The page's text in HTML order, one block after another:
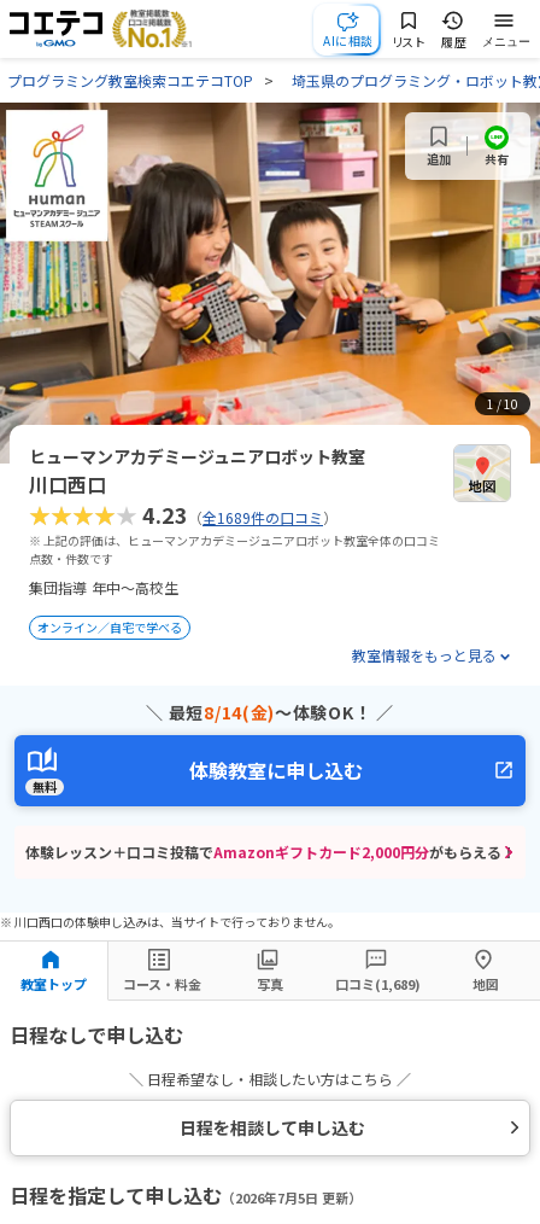
AIに相談 リスト 履歴 メニュー
プログラミング教室検索コエテコTOP 埼玉県のプログラミング・ロボット
1/ 10
追加 共有
ヒューマンアカデミージュニアロボット教室
川口西口
★★★★★4.23 （全1689件の口コミ）
※ 上記の評価は、ヒューマンアカデミージュニアロボット教室全体の口コミ
点数・件数です
集団指導 年中～高校生
オンライン／自宅で学べる
教室情報をもっと見る
＼ 最短8/14(金)〜体験OK！ ／
無料
体験教室に申し込む
体験レッスン＋口コミ投稿でAmazonギフトカード2,000円分がもらえる！
※ 川口西口の体験申し込みは、当サイトで行っておりません。
教室トップ コース・料金 写真 口コミ(1,689) 地図
日程なしで申し込む
＼ 日程希望なし・相談したい方はこちら ／
日程を相談して申し込む
日程を指定して申し込む （2026年7月5日 更新）